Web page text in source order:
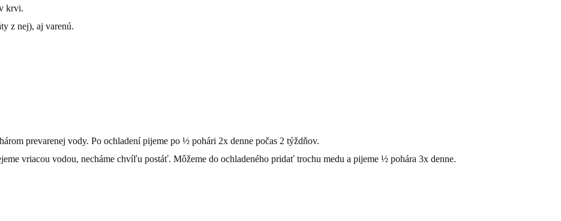
krvi.
z nej), aj varenú.
prevarenej vody. Po ochladení pijeme po ½ pohári 2x denne počas 2 týždňov.
vriacou vodou, necháme chvíľu postáť. Môžeme do ochladeného pridať trochu medu a pijeme ½ pohára 3x denne.